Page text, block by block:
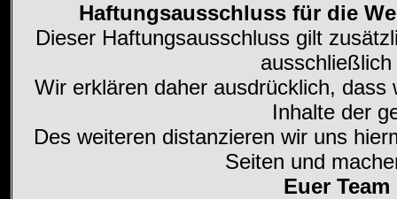
Haftungsausschluss für die
Dieser Haftungsausschluss gilt
Wir erklären daher ausdrücklich,
Inhalte der
Des weiteren distanzieren wir uns
Seiten und
Euer